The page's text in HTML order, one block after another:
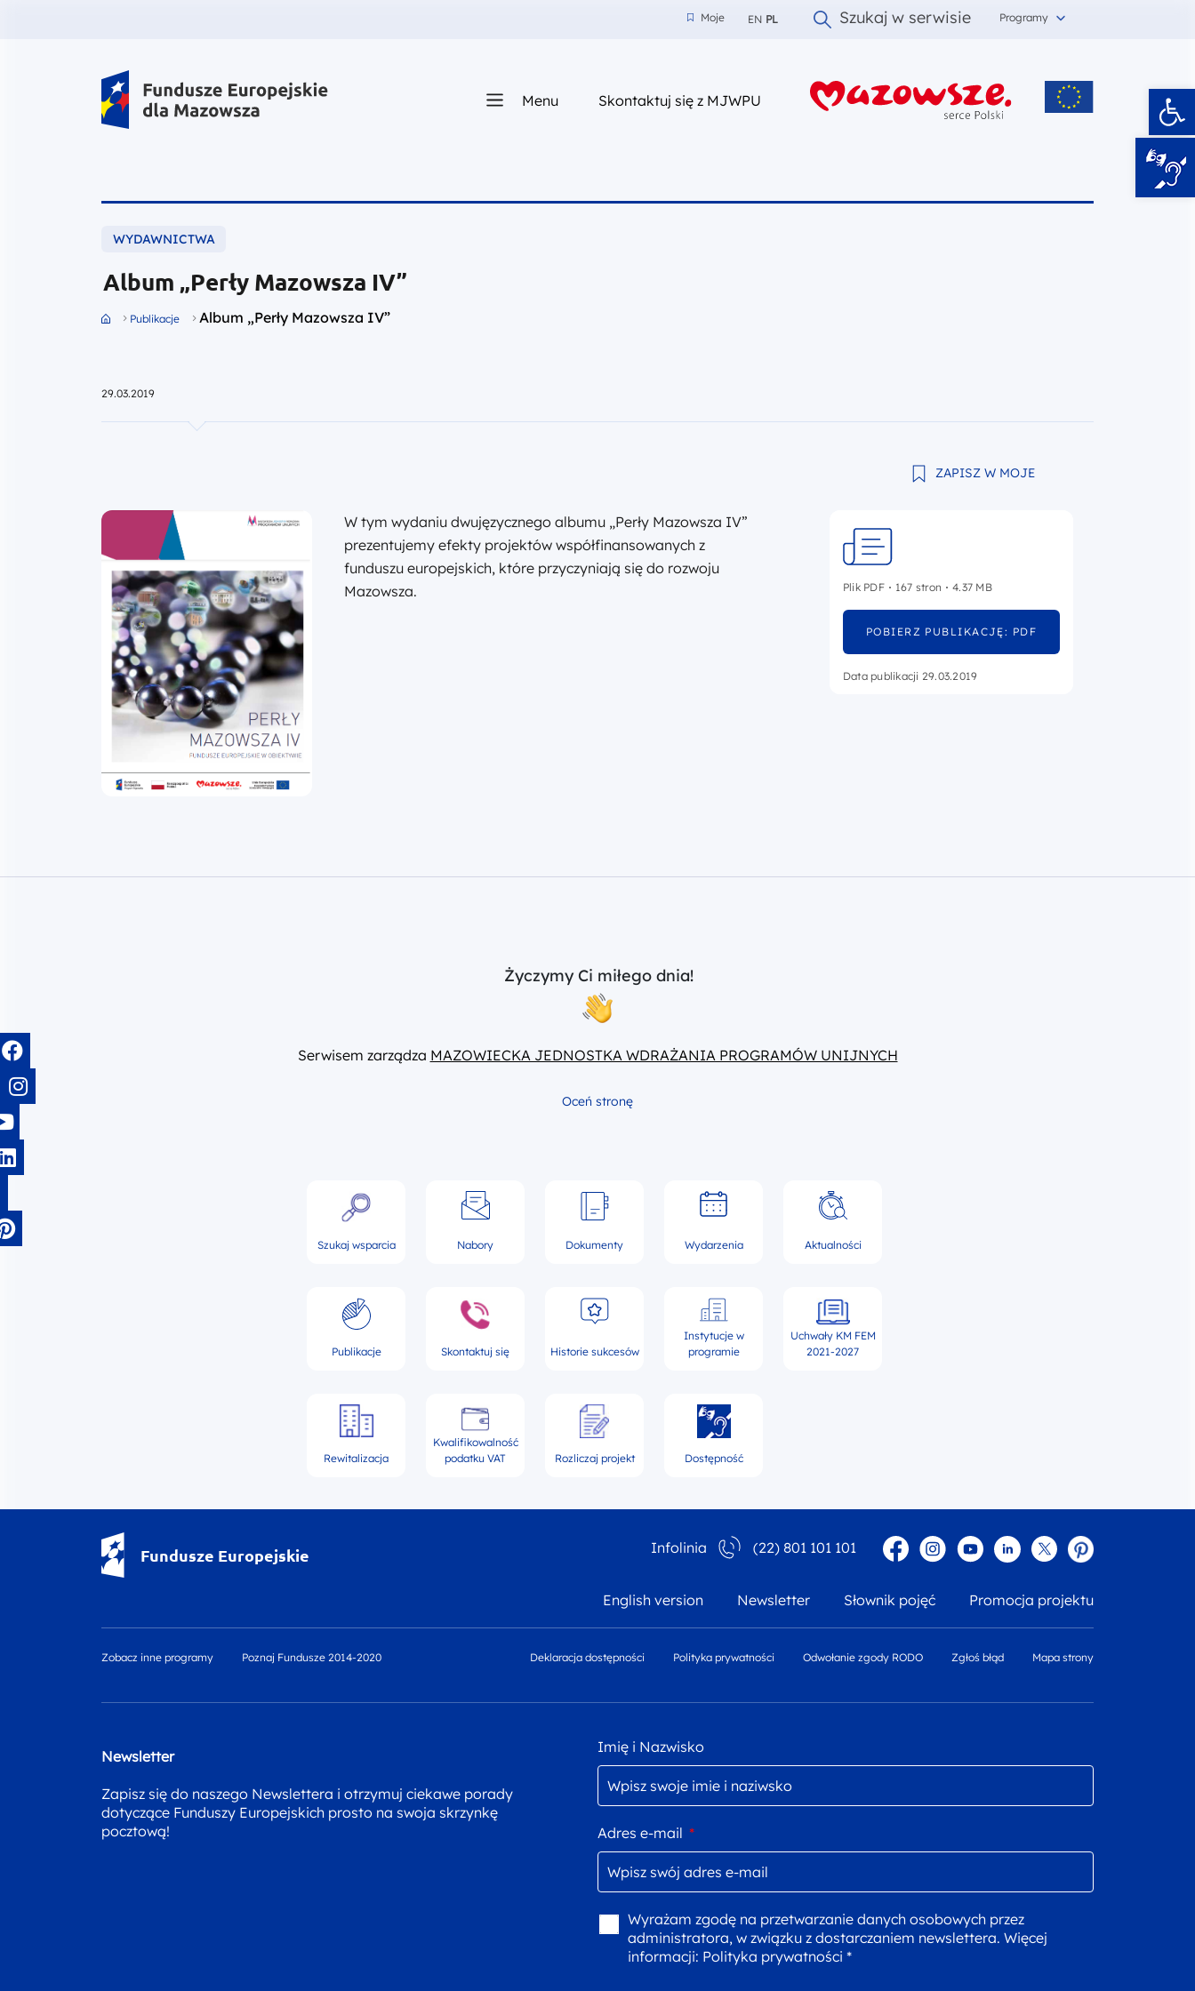
Moje
Moje EN PL Szukaj w serwisie Programy
Fundusze Europejskie dla Mazowsza Menu Skontaktuj się z MJWPUz nami
WYDAWNICTWA
Album „Perły Mazowsza IV”
Przejdź do strony głównej portalu
Publikacje Album „Perły Mazowsza IV”
29.03.2019
ZAPISZ W MOJE
W tym wydaniu dwujęzycznego albumu „Perły Mazowsza IV”
prezentujemy efekty projektów współfinansowanych z
funduszu europejskich, które przyczyniają się do rozwoju
Mazowsza.
Plik PDF 167 stron 4.37 MB
POBIERZ PUBLIKACJĘ: PDF
Data publikacji 29.03.2019
Życzymy Ci miłego dnia!
Serwisem zarządza MAZOWIECKA JEDNOSTKA WDRAŻANIA PROGRAMÓW UNIJNYCH
Oceń stronę
Szukaj wsparcia Nabory Dokumenty Wydarzenia Aktualności
Publikacje Skontaktuj się Historie sukcesów
Instytucje w
programie
Uchwały KM FEM
2021-2027
Rewitalizacja
Kwalifikowalność
podatku VAT
Rozliczaj projekt Dostępność
Fundusze Europejskie Infolinia (22) 801 101 101 FacebookInstagram
YouTubeLinkedin
twitterPinterest
English version Newsletter Słownik pojęć Promocja projektu
Zobacz inne programy Poznaj Fundusze 2014-2020 Deklaracja dostępności Polityka prywatności Odwołanie zgody RODO Zgłoś błąd Mapa strony
Newsletter
Zapisz się do naszego Newslettera i otrzymuj ciekawe porady
dotyczące Funduszy Europejskich prosto na swoja skrzynkę
pocztową!
Imię i Nazwisko
Adres e-mail *
Wyrażam zgodę na przetwarzanie danych osobowych przez
administratora, w związku z dostarczaniem newslettera. Więcej
informacji: Polityka prywatności *